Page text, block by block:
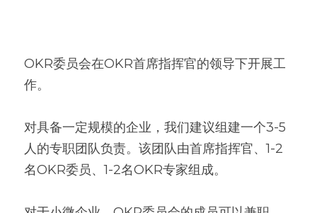
OKR委员会在OKR首席指挥官的领导下开展工
作。
对具备一定规模的企业，我们建议组建一个3-5
人的专职团队负责。该团队由首席指挥官、1-2
名OKR委员、1-2名OKR专家组成。